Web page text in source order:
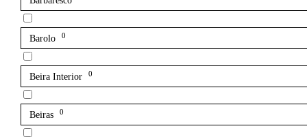
Barolo 0
Beira Interior 0
Beiras 0